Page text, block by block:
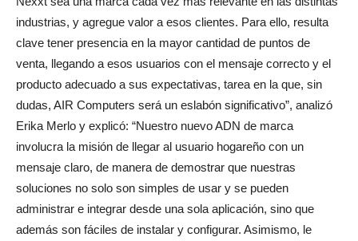
industrias, y agregue valor a esos clientes. Para ello, resulta
clave tener presencia en la mayor cantidad de puntos de
venta, llegando a esos usuarios con el mensaje correcto y el
producto adecuado a sus expectativas, tarea en la que, sin
dudas, AIR Computers será un eslabón significativo”, analizó
Erika Merlo y explicó: “Nuestro nuevo ADN de marca
involucra la misión de llegar al usuario hogareño con un
mensaje claro, de manera de demostrar que nuestras
soluciones no solo son simples de usar y se pueden
administrar e integrar desde una sola aplicación, sino que
además son fáciles de instalar y configurar. Asimismo, le